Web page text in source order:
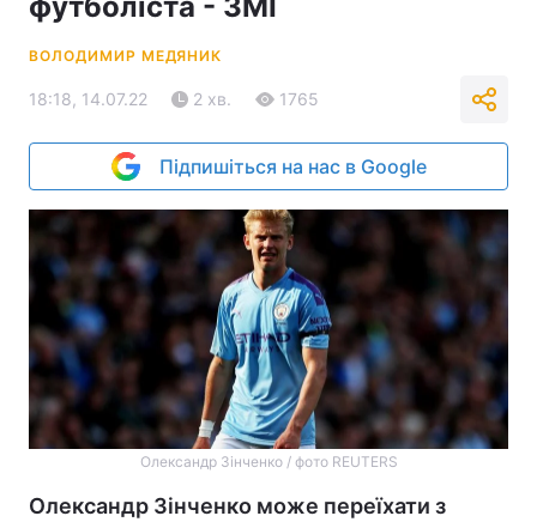
ВОЛОДИМИР МЕДЯНИК
18:18, 14.07.22 2 хв. 1765
Підпишіться на нас в Google
Олександр Зінченко / фото REUTERS
Олександр Зінченко може переїхати з